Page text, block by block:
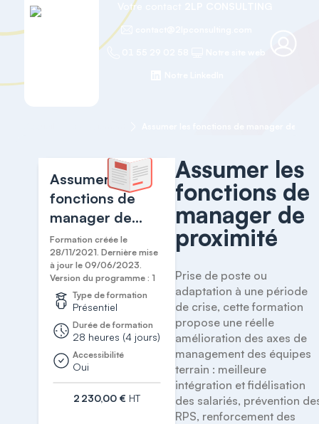
Votre contact
Assumer les
fonctions de
manager de
proximité
Formation créée le
28/11/2021. Dernière mise
à jour le 09/06/2023.
Version du programme : 1
Type de formation
Présentiel
Durée de formation
28 heures (4 jours)
Accessibilité
Oui
2 230,00 € HT
Assumer les
fonctions de
manager de
proximité
Prise de poste ou
adaptation à une période
de crise, cette formation
propose une réelle
amélioration des axes de
management des équipes
terrain : meilleure
intégration et fidélisation
des salariés, prévention
RPS, renforcement des